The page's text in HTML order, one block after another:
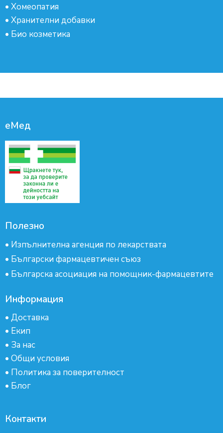
• Хомеопатия
• Хранителни добавки
• Био козметика
еМед
Полезно
• Изпълнителна агенция по лекарствата
• Български фармацевтичен съюз
• Българска асоциация на помощник-фармацевтите
Информация
• Доставка
• Екип
• За нас
• Общи условия
• Политика за поверителност
• Блог
Контакти